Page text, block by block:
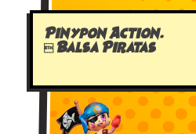
Pinypon Action.
 Balsa Piratas